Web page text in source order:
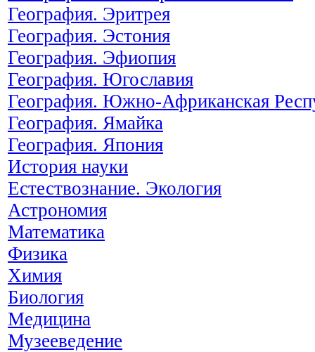
География. Эритрея
География. Эстония
География. Эфиопия
География. Югославия
География. Южно-Африканская
География. Ямайка
География. Япония
История науки
Естествознание. Экология
Астрономия
Математика
Физика
Химия
Биология
Медицина
Музееведение